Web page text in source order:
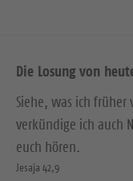
Die Losung von
Siehe, was ich
verkündige ich auch
euch hören.
Jesaja 42,9